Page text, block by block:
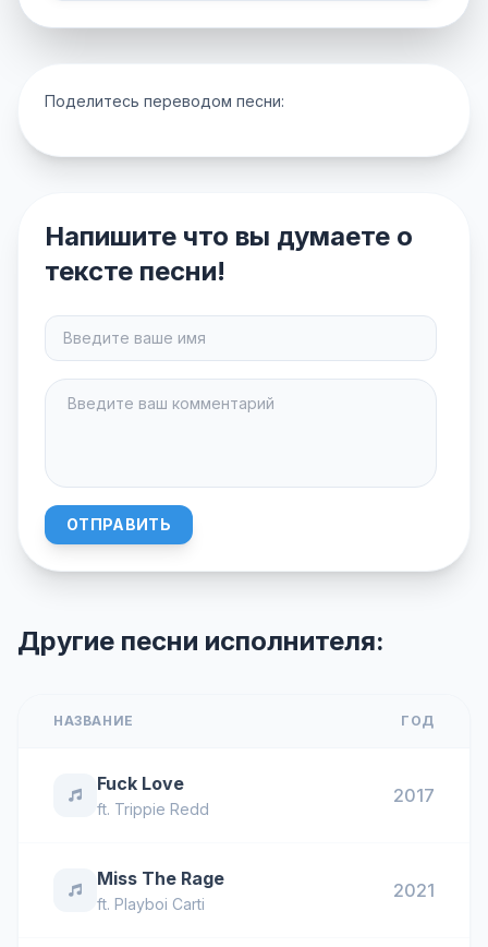
Поделитесь переводом песни:
Напишите что вы думаете о
тексте песни!
ОТПРАВИТЬ
Другие песни исполнителя:
НАЗВАНИЕ ГОД
Fuck Love
ft. Trippie Redd
2017
Miss The Rage
ft. Playboi Carti
2021